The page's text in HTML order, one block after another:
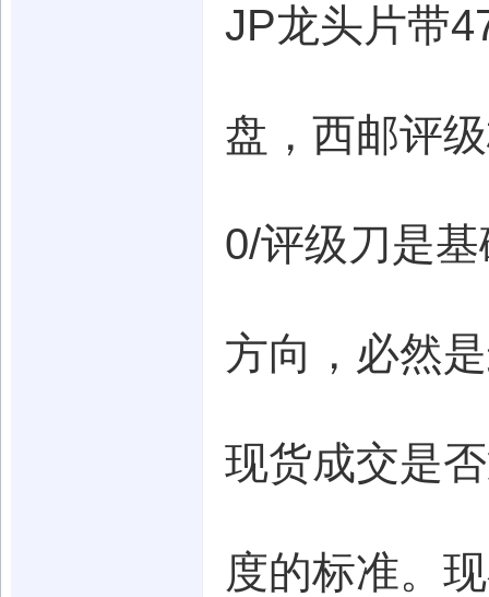
JP龙头片带
盘，西邮评
0/评级刀是
方向，必然
现货成交是
度的标准。